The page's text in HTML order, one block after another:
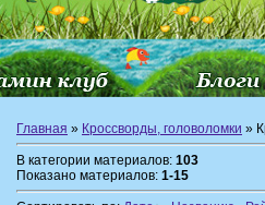
Главная » Кроссворды, головоломки »
В категории материалов: 103
Показано материалов: 1-15